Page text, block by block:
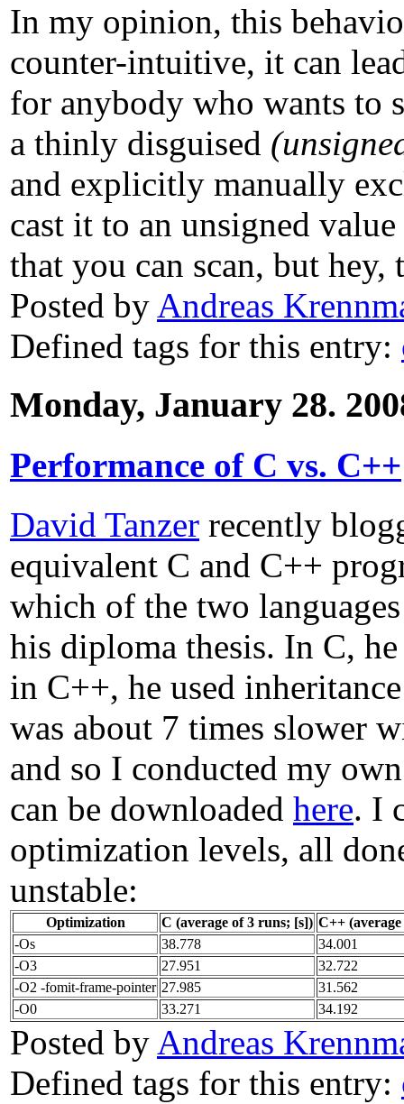
In my opinion, this
counter-intuitive, it can
for anybody who wants to
a thinly disguised
and explicitly manually
cast it to an unsigned
that you can scan, but
Posted by Andreas
Defined tags for this entry:
Monday, January 28.
Performance of C vs. C++
David Tanzer recently
equivalent C and C++
which of the two
his diploma thesis. In C,
in C++, he used
was about 7 times slower
and so I conducted my
can be downloaded here. I
optimization levels, all
unstable:
Optimization C (average of 3 runs; [s]) C++
-Os
38.778
34.001
-O3
27.951
32.722
-O2 -fomit-frame-pointer 27.985
31.562
-O0
33.271 34.192
Posted by Andreas
Defined tags for this entry: